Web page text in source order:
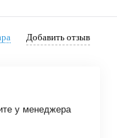
Добавить отзыв
у менеджера